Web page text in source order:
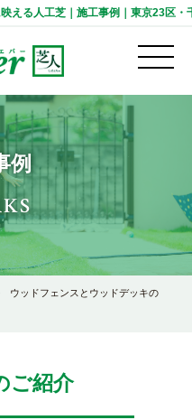
える人工芝｜施工事例｜東京23区
例
ウッドフェンスとウッドデッキの
ご紹介